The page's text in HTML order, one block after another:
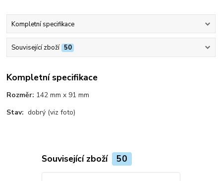
Kompletní specifikace
Související zboží 50
Kompletní specifikace
Rozměr: 142 mm x 91 mm
Stav: dobrý (viz foto)
Související zboží 50